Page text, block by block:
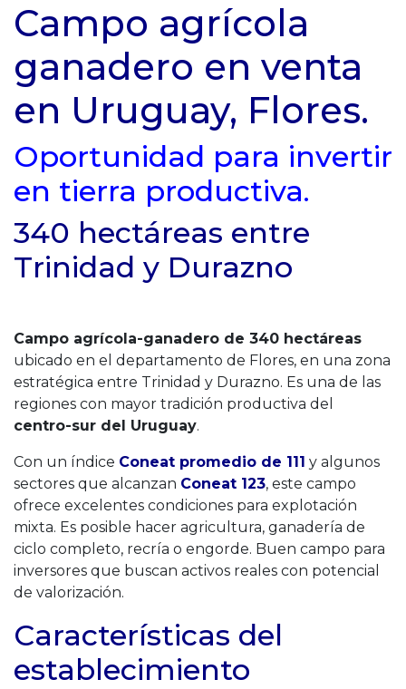
Campo agrícola
ganadero en venta
en Uruguay, Flores.
Oportunidad para invertir
en tierra productiva.
340 hectáreas entre
Trinidad y Durazno
Campo agrícola-ganadero de 340 hectáreas
ubicado en el departamento de Flores, en una zona
estratégica entre Trinidad y Durazno. Es una de las
regiones con mayor tradición productiva del
centro-sur del Uruguay.
Con un índice Coneat promedio de 111 y algunos
sectores que alcanzan Coneat 123, este campo
ofrece excelentes condiciones para explotación
mixta. Es posible hacer agricultura, ganadería de
ciclo completo, recría o engorde. Buen campo para
inversores que buscan activos reales con potencial
de valorización.
Características del
establecimiento